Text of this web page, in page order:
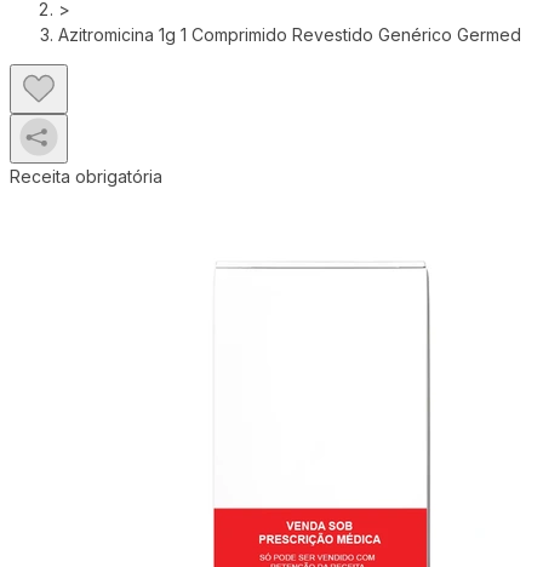
>
Azitromicina 1g 1 Comprimido Revestido Genérico Germed
Receita obrigatória